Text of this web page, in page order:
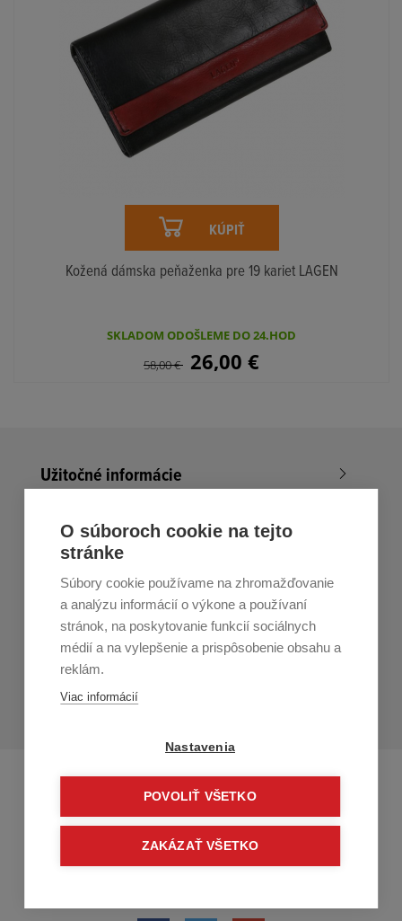
KÚPIŤ
Kožená dámska peňaženka pre 19 kariet LAGEN
SKLADOM ODOŠLEME DO 24.HOD
58,00€ 26,00 €
Užitočné informácie
Nákup v All4Men.sk
Zákaznícky servis
Prihláste sa k odberu noviniek
Prihlásiť
osoby staršie ako 16 rokov!
O súboroch cookie na tejto
stránke
Súbory cookie používame na zhromažďovanie
a analýzu informácií o výkone a používaní
stránok, na poskytovanie funkcií sociálnych
médií a na vylepšenie a prispôsobenie obsahu a
reklám.
Viac informácií
Nastavenia
POVOLIŤ VŠETKO
ZAKÁZAŤ VŠETKO